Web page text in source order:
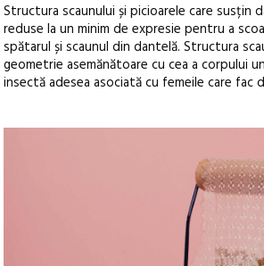
Structura scaunului și picioarele care susțin
reduse la un minim de expresie pentru a
spătarul și scaunul din dantelă. Structura
geometrie asemănătoare cu cea a corpului
insectă adesea asociată cu femeile care fac